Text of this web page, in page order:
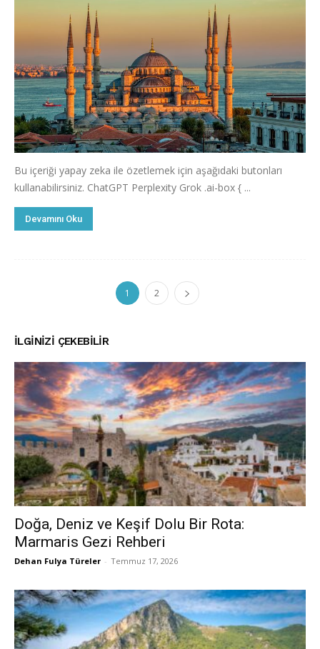
Bu içeriği yapay zeka ile özetlemek için aşağıdaki butonları
kullanabilirsiniz. ChatGPT Perplexity Grok .ai-box { ...
Devamını Oku
1 2
İLGINIZI ÇEKEBILIR
Doğa, Deniz ve Keşif Dolu Bir Rota:
Marmaris Gezi Rehberi
Dehan Fulya Türeler - Temmuz 17, 2026